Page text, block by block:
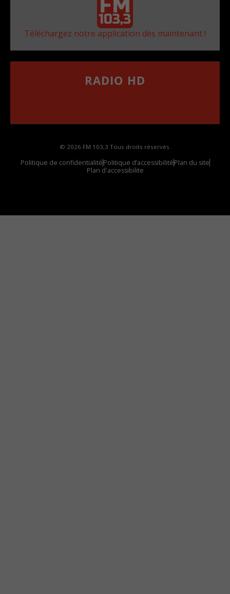
Téléchargez notre application dès maintenant !
RADIO HD
© 2026 FM 103,3 Tous droits réservés.
Politique de confidentialitéPolitique d’accessibilitéPlan du site
Plan d'accessibilite